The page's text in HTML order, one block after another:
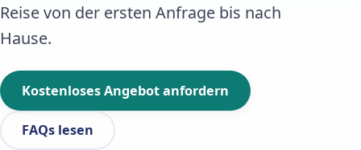
Reise von der ersten Anfrage bis nach
Hause.
Kostenloses Angebot anfordern
FAQs lesen